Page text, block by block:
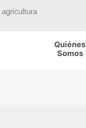
Quiénes
Somos